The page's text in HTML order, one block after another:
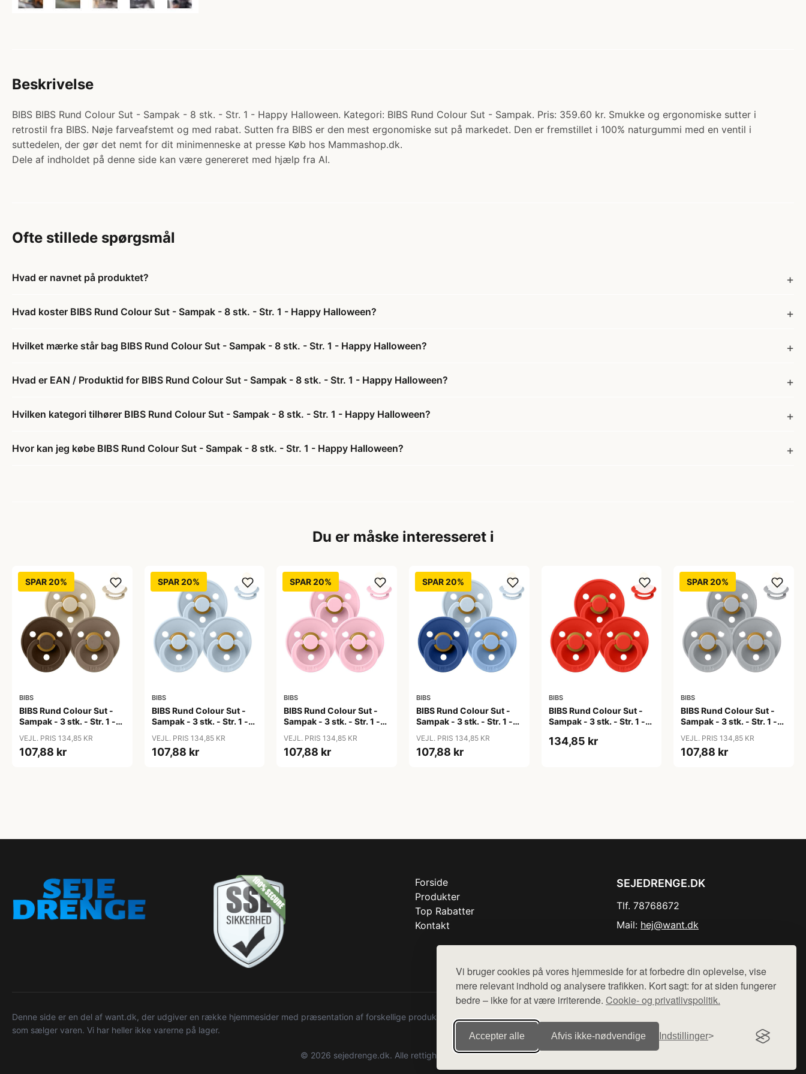
Vi bruger cookies på vores hjemmeside for at forbedre din oplevelse, vise
mere relevant indhold og analysere trafikken. Kort sagt: for at siden fungerer
bedre – ikke for at være irriterende. Cookie- og privatlivspolitik.
Accepter alle Afvis ikke‑nødvendige Indstillinger
Beskrivelse
BIBS BIBS Rund Colour Sut - Sampak - 8 stk. - Str. 1 - Happy Halloween. Kategori: BIBS Rund Colour Sut - Sampak. Pris: 359.60 kr. Smukke og ergonomiske sutter i
retrostil fra BIBS. Nøje farveafstemt og med rabat. Sutten fra BIBS er den mest ergonomiske sut på markedet. Den er fremstillet i 100% naturgummi med en ventil i
suttedelen, der gør det nemt for dit minimenneske at presse Køb hos Mammashop.dk.
Dele af indholdet på denne side kan være genereret med hjælp fra AI.
Ofte stillede spørgsmål
Hvad er navnet på produktet?
Hvad koster BIBS Rund Colour Sut - Sampak - 8 stk. - Str. 1 - Happy Halloween?
Hvilket mærke står bag BIBS Rund Colour Sut - Sampak - 8 stk. - Str. 1 - Happy Halloween?
Hvad er EAN / Produktid for BIBS Rund Colour Sut - Sampak - 8 stk. - Str. 1 - Happy Halloween?
Hvilken kategori tilhører BIBS Rund Colour Sut - Sampak - 8 stk. - Str. 1 - Happy Halloween?
Hvor kan jeg købe BIBS Rund Colour Sut - Sampak - 8 stk. - Str. 1 - Happy Halloween?
Du er måske interesseret i
SPAR 20%
BIBS
BIBS Rund Colour Sut -
Sampak - 3 stk. - Str. 1 -
VEJL. PRIS 134,85 KR
107,88 kr
SPAR 20%
BIBS
BIBS Rund Colour Sut -
Sampak - 3 stk. - Str. 1 -
VEJL. PRIS 134,85 KR
107,88 kr
SPAR 20%
BIBS
BIBS Rund Colour Sut -
Sampak - 3 stk. - Str. 1 -
VEJL. PRIS 134,85 KR
107,88 kr
SPAR 20%
BIBS
BIBS Rund Colour Sut -
Sampak - 3 stk. - Str. 1 -
VEJL. PRIS 134,85 KR
107,88 kr
BIBS
BIBS Rund Colour Sut -
Sampak - 3 stk. - Str. 1 -
134,85 kr
SPAR 20%
BIBS
BIBS Rund Colour Sut -
Sampak - 3 stk. - Str. 1 -
VEJL. PRIS 134,85 KR
107,88 kr
Forside
Produkter
Top Rabatter
Kontakt
SEJEDRENGE.DK
Tlf. 78768672
Mail: hej@want.dk
Denne side er en del af want.dk, der udgiver en række hjemmesider med præsentation af forskellige produkter fra diverse webshops. Der sælges ikke varer fra denne side - vi henviser til de shops,
som sælger varen. Vi har heller ikke varerne på lager.
© 2026 sejedrenge.dk. Alle rettigheder forbeholdes.